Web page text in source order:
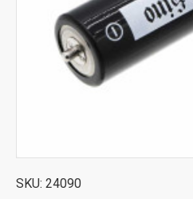
SKU: 24090